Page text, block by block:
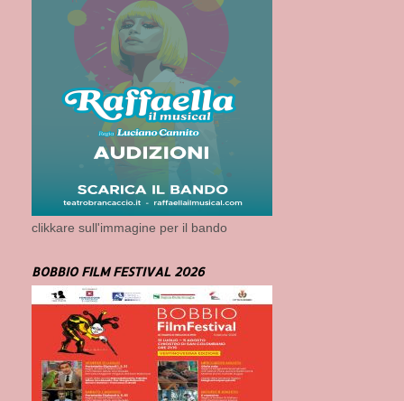
clikkare sull'immagine per il bando
BOBBIO FILM FESTIVAL 2026